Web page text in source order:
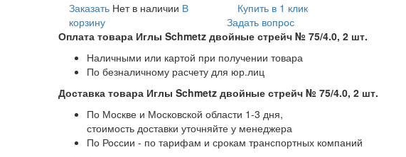
Заказать Нет в наличии В
корзину
Купить в 1 клик
Задать вопрос
Оплата товара Иглы Schmetz двойные стрейч № 75/4.0, 2 шт.
Наличными или картой при получении товара
По безналичному расчету для юр.лиц
Доставка товара Иглы Schmetz двойные стрейч № 75/4.0, 2 шт.
По Москве и Московской области 1-3 дня,
стоимость доставки уточняйте у менеджера
По России - по тарифам и срокам транспортных компаний